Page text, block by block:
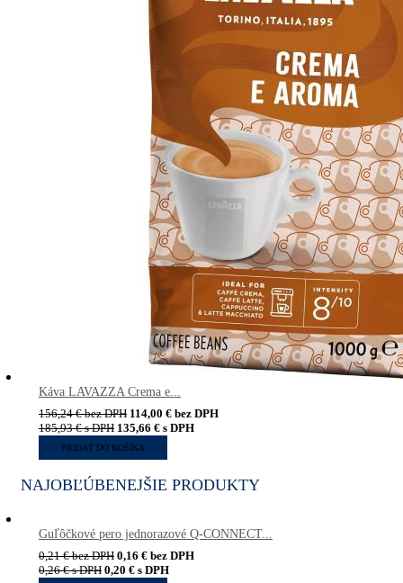
Káva LAVAZZA Crema e...
156,24€bez DPH 114,00 € bez DPH
185,93€s DPH 135,66 € s DPH
PRIDAŤ DO KOŠÍKA
NAJOBĽÚBENEJŠIE PRODUKTY
Guľôčkové pero jednorazové Q-CONNECT...
0,21€bez DPH 0,16 € bez DPH
0,26€s DPH 0,20 € s DPH